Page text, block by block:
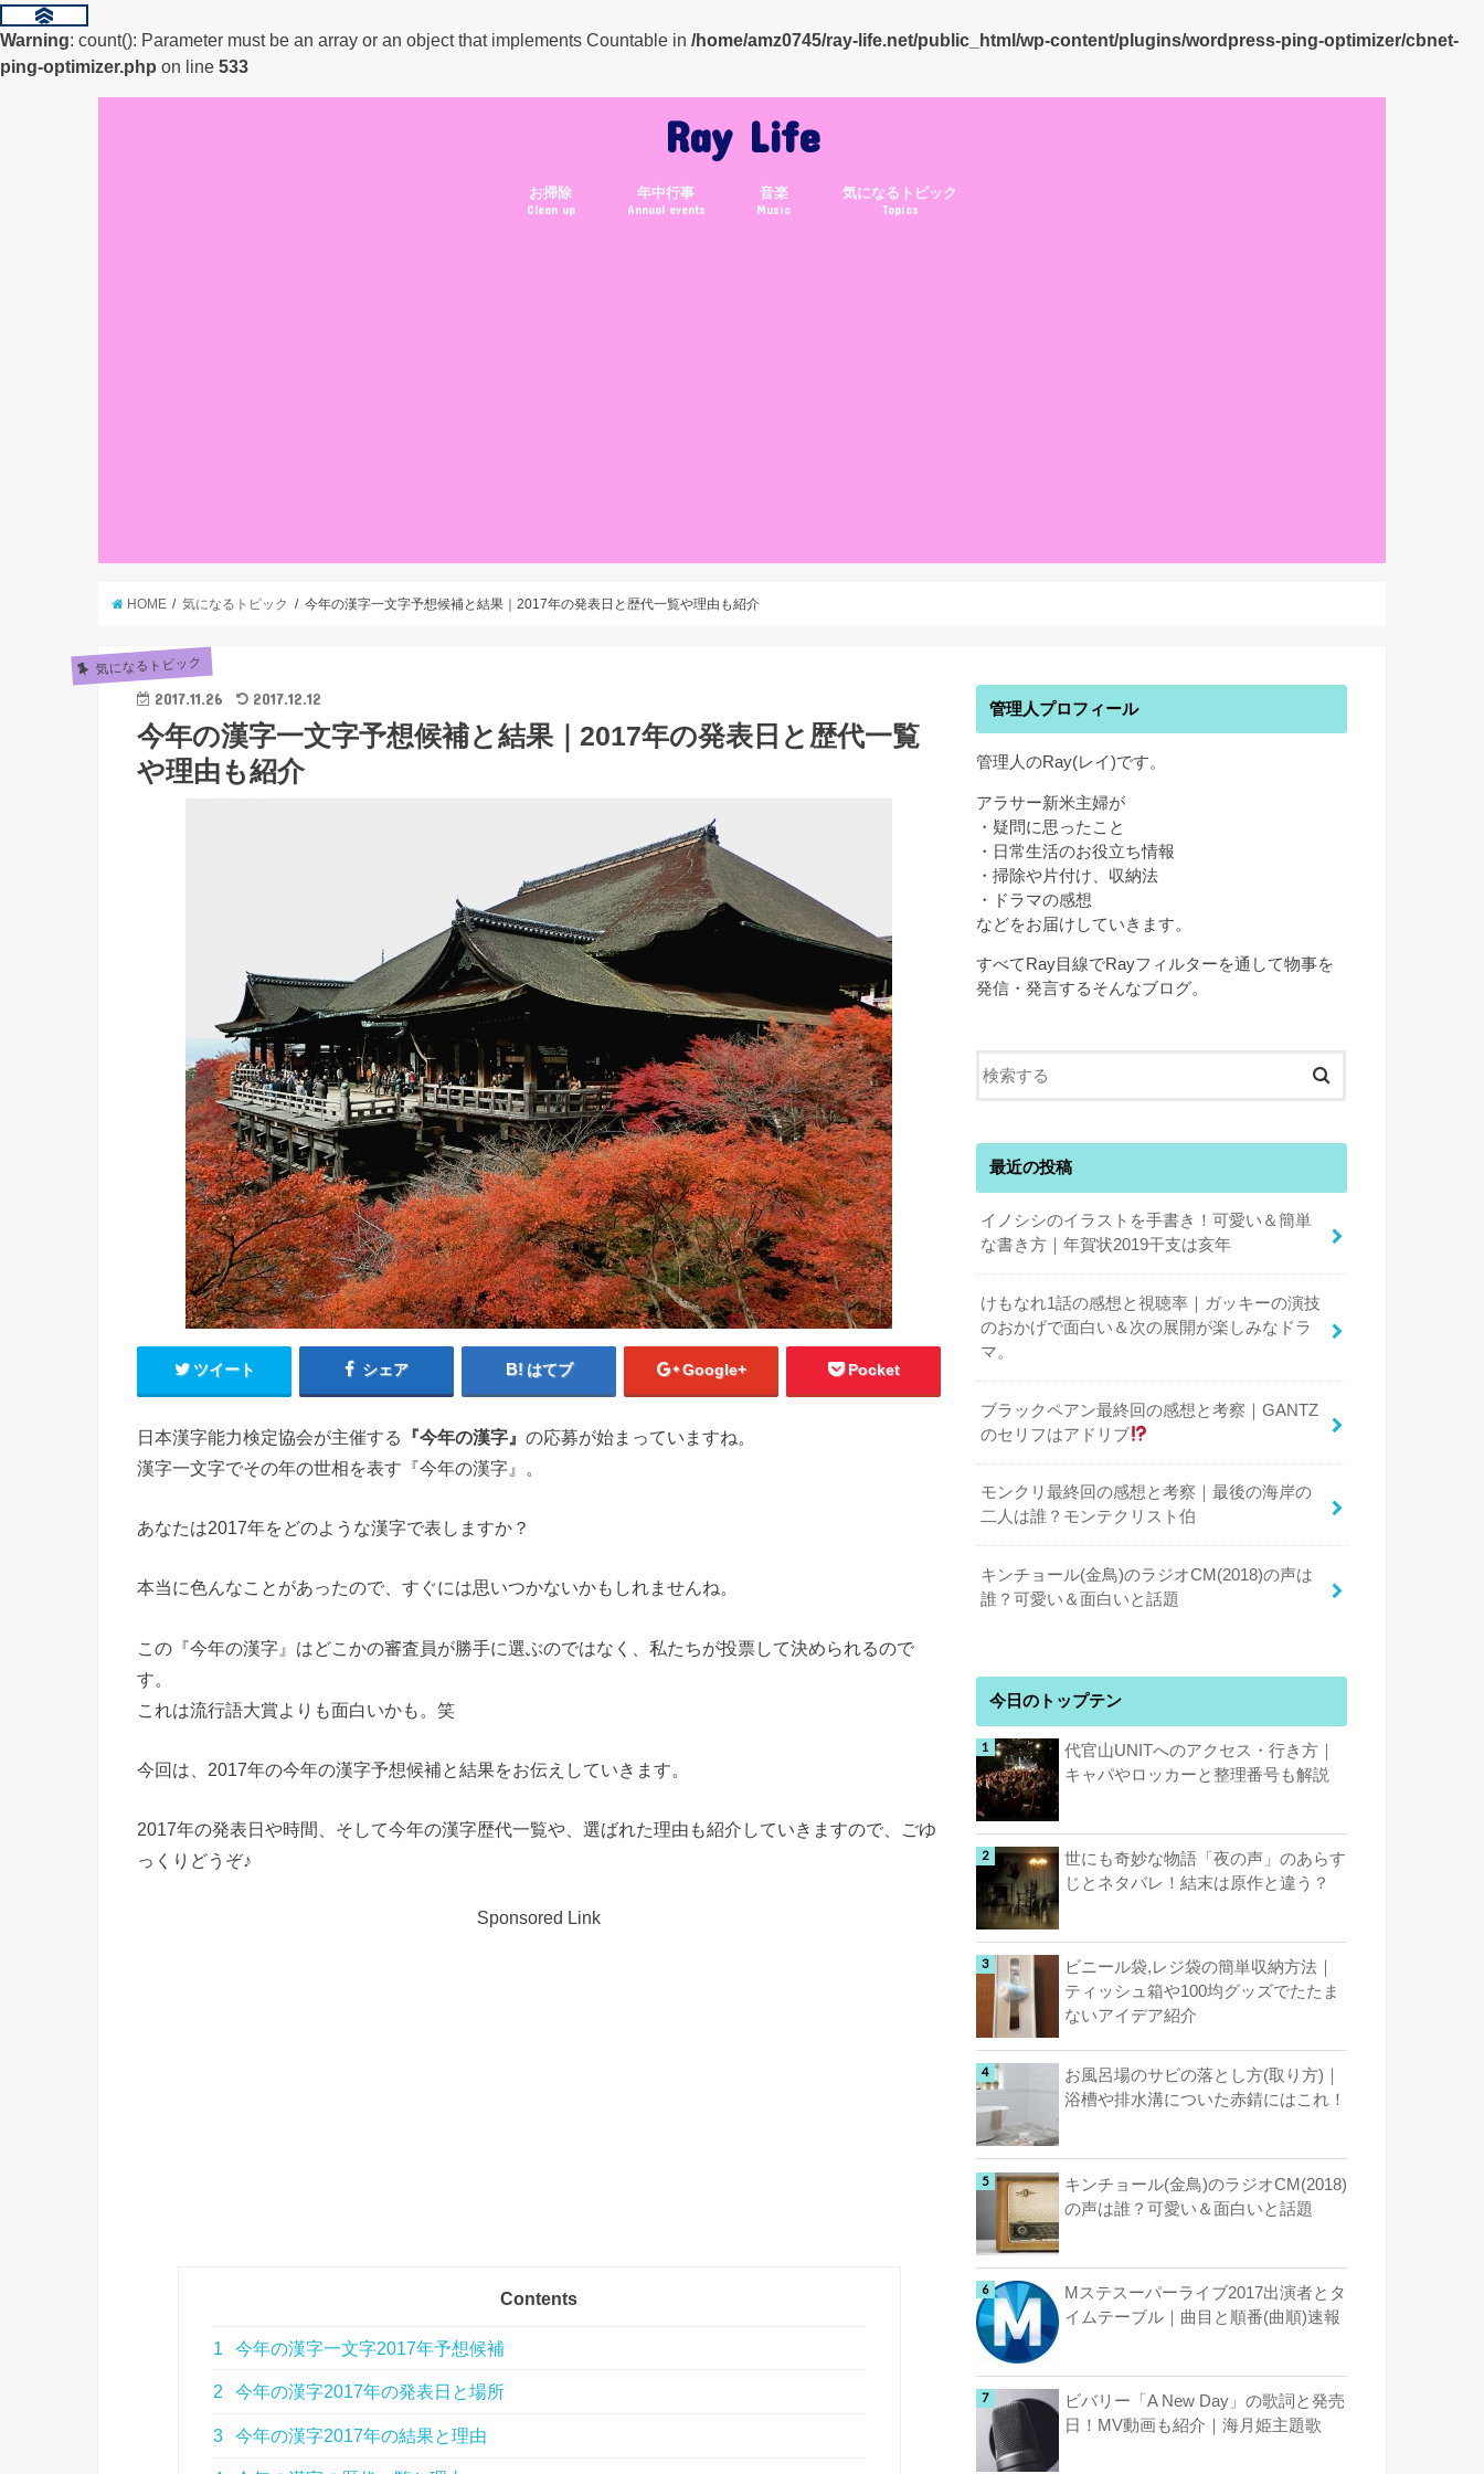
Warning: count(): Parameter must be an array or an object that implements Countable in /home/amz0745/ray-life.net/public_html/wp-content/plugins/wordpress-ping-optimizer/cbnet-
ping-optimizer.php on line 533
Ray Life
お掃除
Clean up
年中行事
Annual events
音楽
Music
気になるトピック
Topics
HOME 気になるトピック 今年の漢字一文字予想候補と結果｜2017年の発表日と歴代一覧や理由も紹介
気になるトピック
2017.11.26 2017.12.12
今年の漢字一文字予想候補と結果｜2017年の発表日と歴代一覧
や理由も紹介
ツイート シェア はてブ Google+ Pocket
日本漢字能力検定協会が主催する 『今年の漢字』 の応募が始まっていますね。
漢字一文字でその年の世相を表す『今年の漢字』。
あなたは2017年をどのような漢字で表しますか？
本当に色んなことがあったので、すぐには思いつかないかもしれませんね。
この『今年の漢字』はどこかの審査員が勝手に選ぶのではなく、私たちが投票して決められるので
す。
これは流行語大賞よりも面白いかも。笑
今回は、2017年の今年の漢字予想候補と結果をお伝えしていきます。
2017年の発表日や時間、そして今年の漢字歴代一覧や、選ばれた理由も紹介していきますので、ごゆ
っくりどうぞ♪
Sponsored Link
Contents
1 今年の漢字一文字2017年予想候補
2 今年の漢字2017年の発表日と場所
3 今年の漢字2017年の結果と理由
管理人プロフィール
管理人のRay(レイ)です。
アラサー新米主婦が
・疑問に思ったこと
・日常生活のお役立ち情報
・掃除や片付け、収納法
・ドラマの感想
などをお届けしていきます。
すべてRay目線でRayフィルターを通して物事を
発信・発言するそんなブログ。
最近の投稿
イノシシのイラストを手書き！可愛い＆簡単
な書き方｜年賀状2019干支は亥年
けもなれ1話の感想と視聴率｜ガッキーの演技
のおかげで面白い＆次の展開が楽しみなドラ
マ。
ブラックペアン最終回の感想と考察｜GANTZ
のセリフはアドリブ
モンクリ最終回の感想と考察｜最後の海岸の
二人は誰？モンテクリスト伯
キンチョール(金鳥)のラジオCM(2018)の声は
誰？可愛い＆面白いと話題
今日のトップテン
代官山UNITへのアクセス・行き方｜
キャパやロッカーと整理番号も解説
世にも奇妙な物語「夜の声」のあらす
じとネタバレ！結末は原作と違う？
ビニール袋,レジ袋の簡単収納方法｜
ティッシュ箱や100均グッズでたたま
ないアイデア紹介
お風呂場のサビの落とし方(取り方)｜
浴槽や排水溝についた赤錆にはこれ！
キンチョール(金鳥)のラジオCM(2018)
の声は誰？可愛い＆面白いと話題
Mステスーパーライブ2017出演者とタ
イムテーブル｜曲目と順番(曲順)速報
ビバリー「A New Day」の歌詞と発売
日！MV動画も紹介｜海月姫主題歌